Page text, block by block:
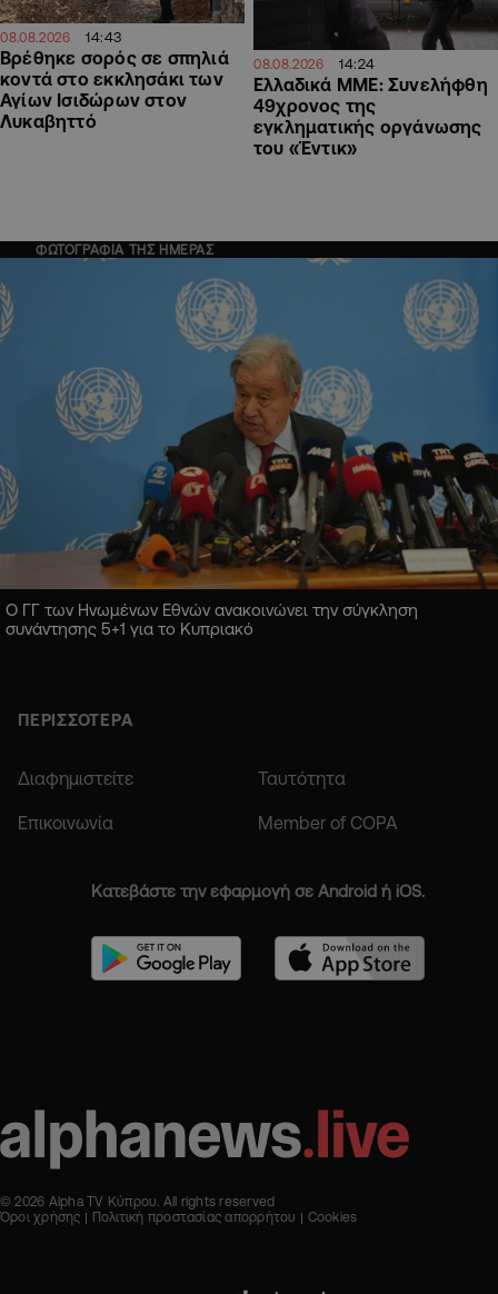
08.08.2026 14:43
Βρέθηκε σορός σε σπηλιά
κοντά στο εκκλησάκι των
Αγίων Ισιδώρων στον
Λυκαβηττό
08.08.2026 14:24
Ελλαδικά ΜΜΕ: Συνελήφθη
49χρονος της
εγκληματικής οργάνωσης
του «Έντικ»
ΦΩΤΟΓΡΑΦΙΑ ΤΗΣ ΗΜΕΡΑΣ
Ο ΓΓ των Ηνωμένων Εθνών ανακοινώνει την σύγκληση
συνάντησης 5+1 για το Κυπριακό
ΠΕΡΙΣΣΟΤΕΡΑ
Διαφημιστείτε Ταυτότητα
Επικοινωνία Member of COPA
Κατεβάστε την εφαρμογή σε Android ή iOS.
© 2026 Alpha TV Κύπρου. All rights reserved
Όροι χρήσης
Πολιτική προστασίας απορρήτου Cookies